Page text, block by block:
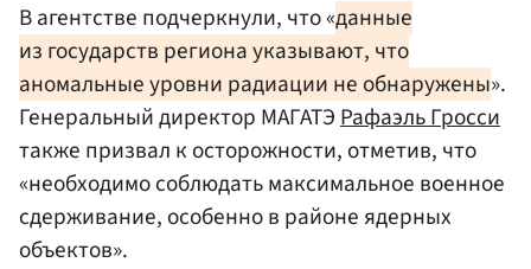
В агентстве подчеркнули, что «данные
из государств региона указывают, что
аномальные уровни радиации не обнаружены».
Генеральный директор МАГАТЭРафаэль Гросси
также призвал к осторожности, отметив, что
«необходимо соблюдать максимальное военное
сдерживание, особенно в районе ядерных
объектов».